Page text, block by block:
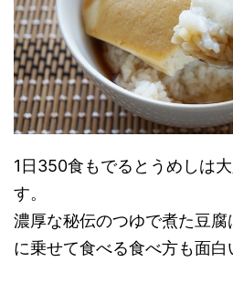
1日350食もでるとうめしは
す。
濃厚な秘伝のつゆで煮た豆
に乗せて食べる食べ方も面白